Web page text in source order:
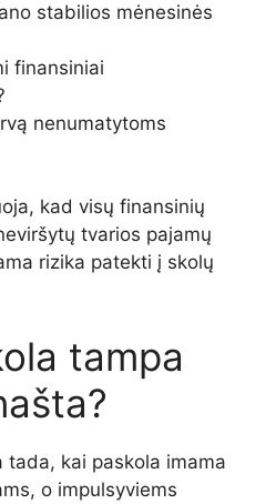
stabilios mėnesinės
finansiniai
nenumatytoms
kad visų finansinių
tvarios pajamų
rizika patekti į skolų
tampa
tada, kai paskola imama
o impulsyviems